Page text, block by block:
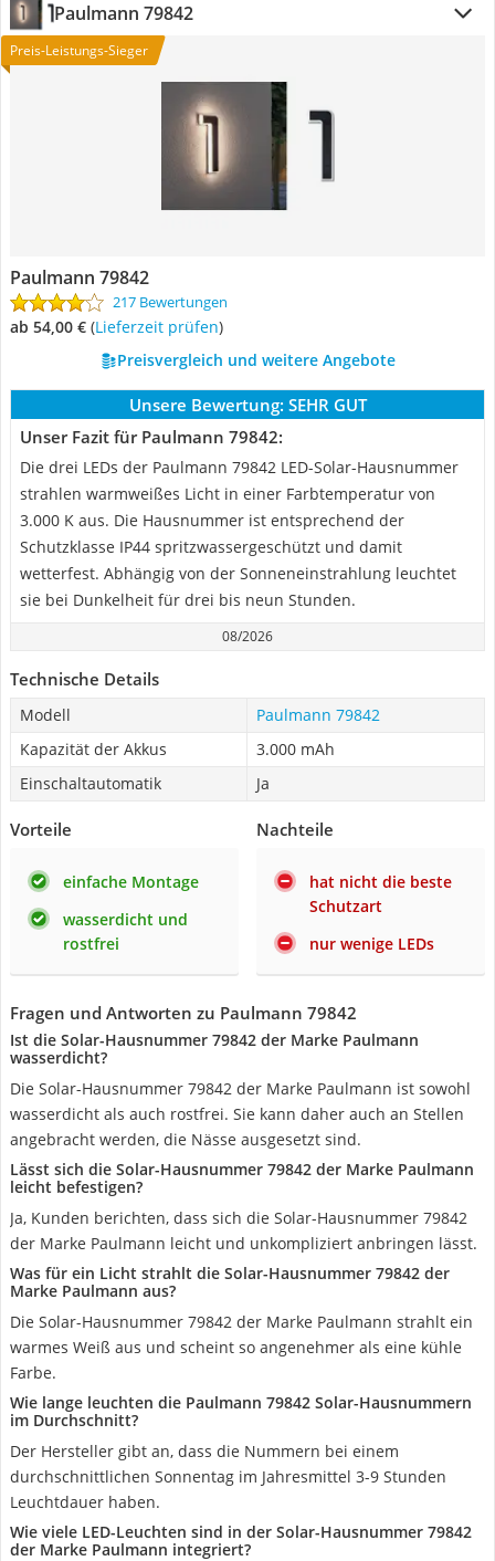
Paulmann 79842
Preis-Leistungs-Sieger
Paulmann 79842
217 Bewertungen
ab 54,00 € (Lieferzeit prüfen)
Preisvergleich und weitere Angebote
Unsere Bewertung: SEHR GUT
Unser Fazit für Paulmann 79842:
Die drei LEDs der Paulmann 79842 LED-Solar-Hausnummer
strahlen warmweißes Licht in einer Farbtemperatur von
3.000 K aus. Die Hausnummer ist entsprechend der
Schutzklasse IP44 spritzwassergeschützt und damit
wetterfest. Abhängig von der Sonneneinstrahlung leuchtet
sie bei Dunkelheit für drei bis neun Stunden.
08/2026
Technische Details
Modell
Paulmann 79842
Kapazität der Akkus
3.000 mAh
Einschaltautomatik
Ja
Vorteile
einfache Montage
wasserdicht und
rostfrei
Nachteile
hat nicht die beste
Schutzart
nur wenige LEDs
Fragen und Antworten zu Paulmann 79842
Ist die Solar-Hausnummer 79842 der Marke Paulmann
wasserdicht?
Die Solar-Hausnummer 79842 der Marke Paulmann ist sowohl
wasserdicht als auch rostfrei. Sie kann daher auch an Stellen
angebracht werden, die Nässe ausgesetzt sind.
Lässt sich die Solar-Hausnummer 79842 der Marke Paulmann
leicht befestigen?
Ja, Kunden berichten, dass sich die Solar-Hausnummer 79842
der Marke Paulmann leicht und unkompliziert anbringen lässt.
Was für ein Licht strahlt die Solar-Hausnummer 79842 der
Marke Paulmann aus?
Die Solar-Hausnummer 79842 der Marke Paulmann strahlt ein
warmes Weiß aus und scheint so angenehmer als eine kühle
Farbe.
Wie lange leuchten die Paulmann 79842 Solar-Hausnummern
im Durchschnitt?
Der Hersteller gibt an, dass die Nummern bei einem
durchschnittlichen Sonnentag im Jahresmittel 3-9 Stunden
Leuchtdauer haben.
Wie viele LED-Leuchten sind in der Solar-Hausnummer 79842
der Marke Paulmann integriert?